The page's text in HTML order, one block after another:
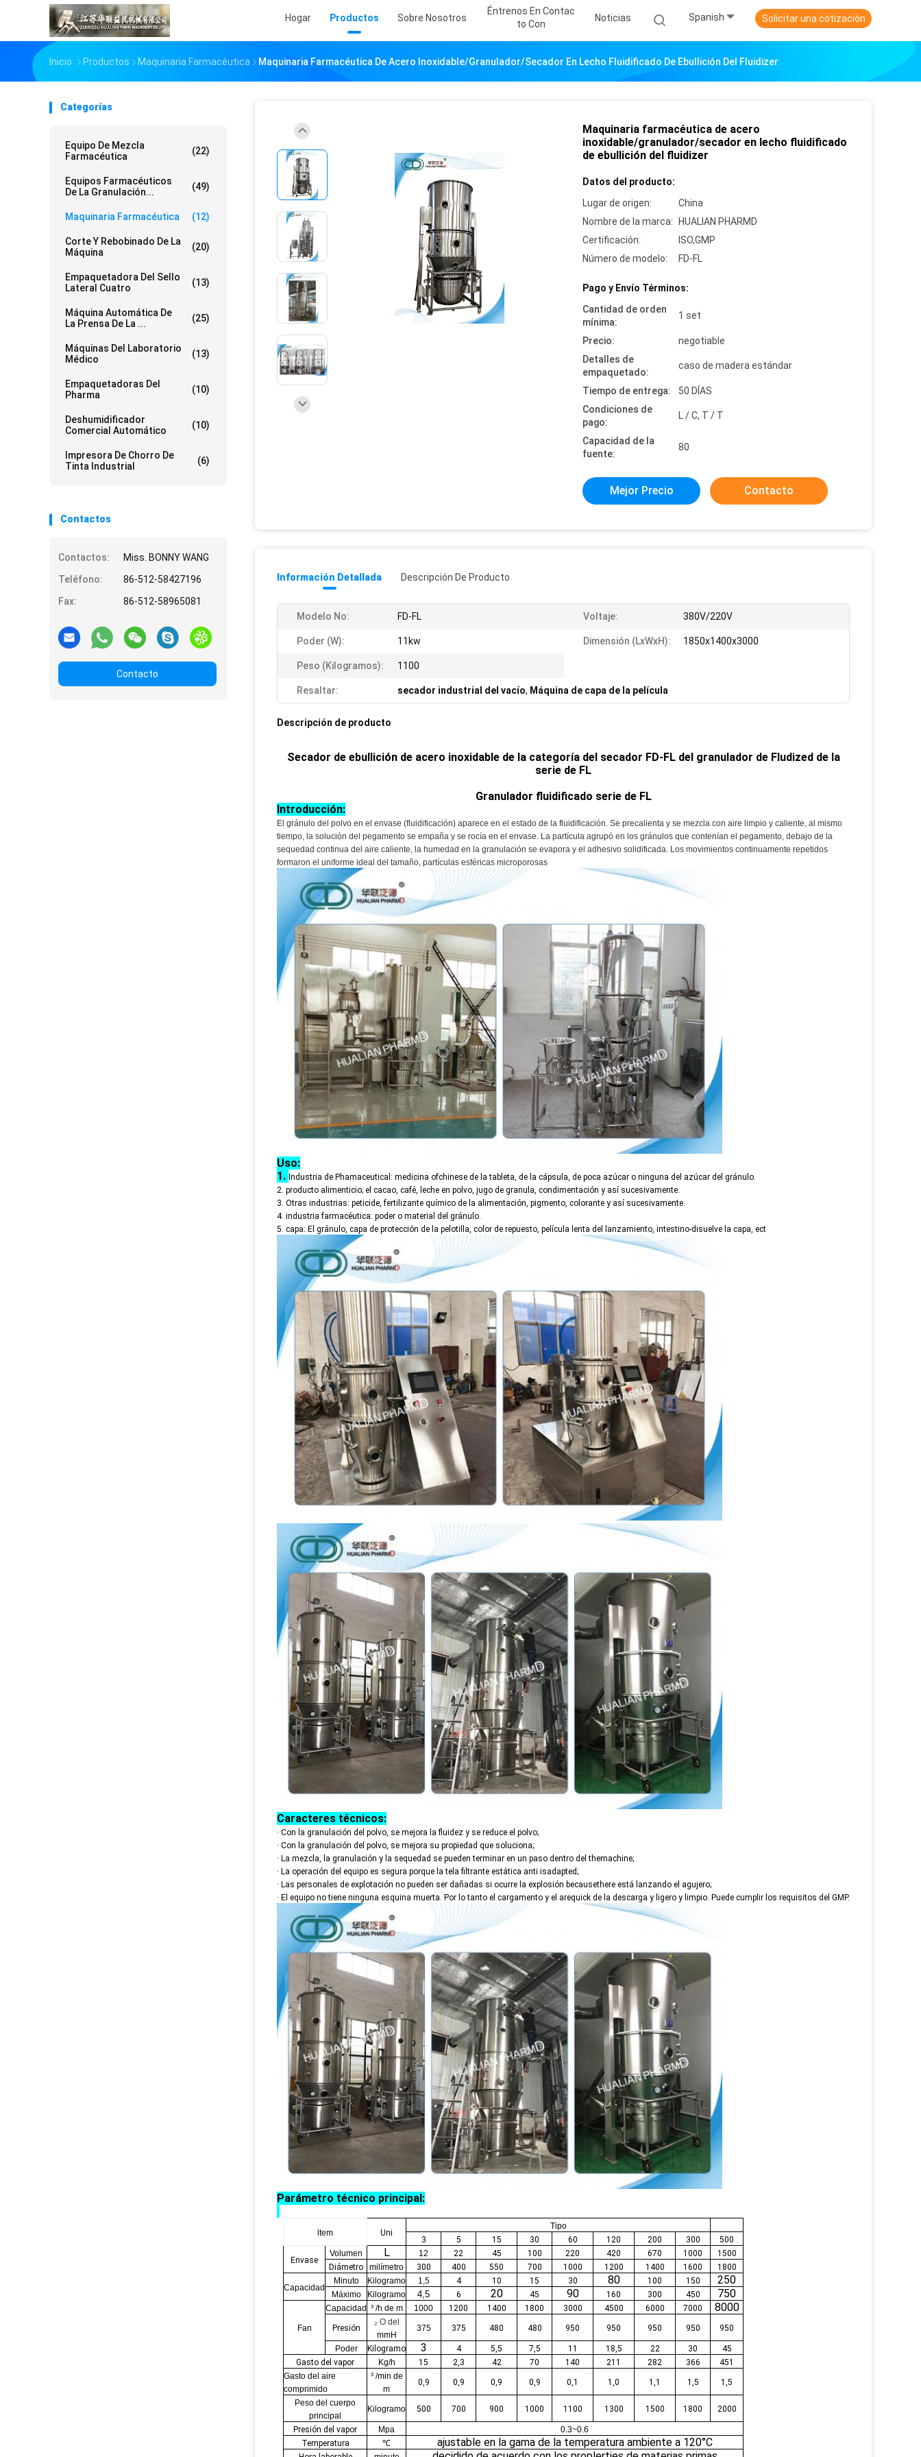
Hogar Productos Sobre Nosotros
Éntrenos En Contac
To Con
Noticias Spanish Solicitar una cotización
Inicio Productos Maquinaria Farmacéutica Maquinaria Farmacéutica De Acero Inoxidable/granulador/secador En Lecho Fluidificado De Ebullición Del Fluidizer
Categorías
Equipo De Mezcla
Farmacéutica
(22)
Equipos Farmacéuticos
De La Granulación...
(49)
Maquinaria Farmacéutica (12)
Corte Y Rebobinado De La
Máquina
(20)
Empaquetadora Del Sello
Lateral Cuatro
(13)
Máquina Automática De
La Prensa De La ...
(25)
Máquinas Del Laboratorio
Médico
(13)
Empaquetadoras Del
Pharma
(10)
Deshumidificador
Comercial Automático
(10)
Impresora De Chorro De
Tinta Industrial
(6)
Contactos
Contactos:
Miss. BONNY WANG
Teléfono:
86-512-58427196
Fax:
86-512-58965081
Contacto
Maquinaria farmacéutica de acero
inoxidable/granulador/secador en lecho fluidificado
de ebullición del fluidizer
Datos del producto:
Lugar de origen:
China
Nombre de la marca:
HUALIAN PHARMD
Certificación:
ISO,GMP
Número de modelo:
FD-FL
Pago y Envío Términos:
Cantidad de orden
mínima:
1 set
Precio:
negotiable
Detalles de
empaquetado:
caso de madera estándar
Tiempo de entrega:
50 DÍAS
Condiciones de
pago:
L / C, T / T
Capacidad de la
fuente:
80
Mejor Precio Contacto
Información Detallada Descripción De Producto
Modelo No: FD-FL Voltaje: 380V/220V
Poder (W): 11kw Dimensión (LxWxH): 1850x1400x3000
Peso (kilogramos): 1100
Resaltar: secador industrial del vacío, Máquina de capa de la película
Descripción de producto
Secador de ebullición de acero inoxidable de la categoría del secador FD-FL del granulador de Fludized de la
serie de FL
Granulador fluidificado serie de FL
Introducción:
El gránulo del polvo en el envase (fluidificación) aparece en el estado de la fluidificación. Se precalienta y se mezcla con aire limpio y caliente, al mismo
tiempo, la solución del pegamento se empaña y se rocía en el envase. La partícula agrupó en los gránulos que contenían el pegamento, debajo de la
sequedad continua del aire caliente, la humedad en la granulación se evapora y el adhesivo solidificada. Los movimientos continuamente repetidos
formaron el uniforme ideal del tamaño, partículas esféricas microporosas
Uso:
1. Industria de Phamaceutical: medicina ofchinese de la tableta, de la cápsula, de poca azúcar o ninguna del azúcar del gránulo.
2. producto alimenticio; el cacao, café, leche en polvo, jugo de granula, condimentación y así sucesivamente.
3. Otras industrias: peticide, fertilizante químico de la alimentación, pigmento, colorante y así sucesivamente.
4. industria farmacéutica: poder o material del gránulo.
5. capa: El gránulo, capa de protección de la pelotilla, color de repuesto, película lenta del lanzamiento, intestino-disuelve la capa, ect
Caracteres técnicos:
· Con la granulación del polvo, se mejora la fluidez y se reduce el polvo;
· Con la granulación del polvo, se mejora su propiedad que soluciona;
· La mezcla, la granulación y la sequedad se pueden terminar en un paso dentro del themachine;
· La operación del equipo es segura porque la tela filtrante estática anti isadapted;
· Las personales de explotación no pueden ser dañadas si ocurre la explosión becausethere está lanzando el agujero;
· El equipo no tiene ninguna esquina muerta. Por lo tanto el cargamento y el arequick de la descarga y ligero y limpio. Puede cumplir los requisitos del GMP.
Parámetro técnico principal:
ltem Uni
Tipo
3
5 15 30 60 120 200 300 500
Envase
Volumen L 12 22 45 100 220 420 670 1000
1500
Diámetro
milímetro 300 400 550 700 1000 1200 1400 1600 1800
Capacidad
Minuto Kilogramo 1,5 4 10 15 30 80 100 150 250
Máximo Kilogramo 4,5 6 20 45 90 160 300 450 750
Fan
Capacidad ³ /h de m 1000 1200 1400 1800 3000 4500 6000 7000 8000
Presión
₂ O del
mmH
375 375 480 480 950 950 950 950 950
Poder Kilogramo 3 4 5,5 7,5 11 18,5 22 30
45
Gasto del vapor
Kg/h 15 2,3 42 70 140 211 282 366
451
Gasto del aire
comprimido
³ /min de
m
0,9 0,9 0,9 0,9 0,1 1,0 1,1 1,5 1,5
Peso del cuerpo
principal
Kilogramo 500 700 900 1000 1100 1300 1500 1800 2000
Presión del vapor Мра
0.3~0.6
Temperatura
℃ ajustable en la gama de la temperatura ambiente a 120°C